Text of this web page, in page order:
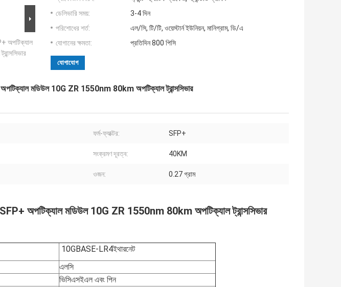
অপটিক্যাল
ডেলিভারি সময়:
3-4 দিন
পরিশোধের শর্ত:
এল/সি, টি/টি, ওয়েস্টার্ন ইউনিয়ন, মানিগ্রাম, ডি/এ
যোগানের ক্ষমতা:
প্রতিদিন 800 পিসি
যোগাযোগ
মডিউল 10G ZR 1550nm 80km অপটিক্যাল ট্রান্সসিভার
ফর্ম-ফ্যাক্টর: SFP+
সংক্রমণ দূরত্ব: 40KM
ওজন: 0.27 গ্রাম
অপটিক্যাল মডিউল 10G ZR 1550nm 80km অপটিক্যাল ট্রান্সসিভার
10GBASE-LR4ইথারনেট
এলসি
ভিসিএসইএল এবং পিন